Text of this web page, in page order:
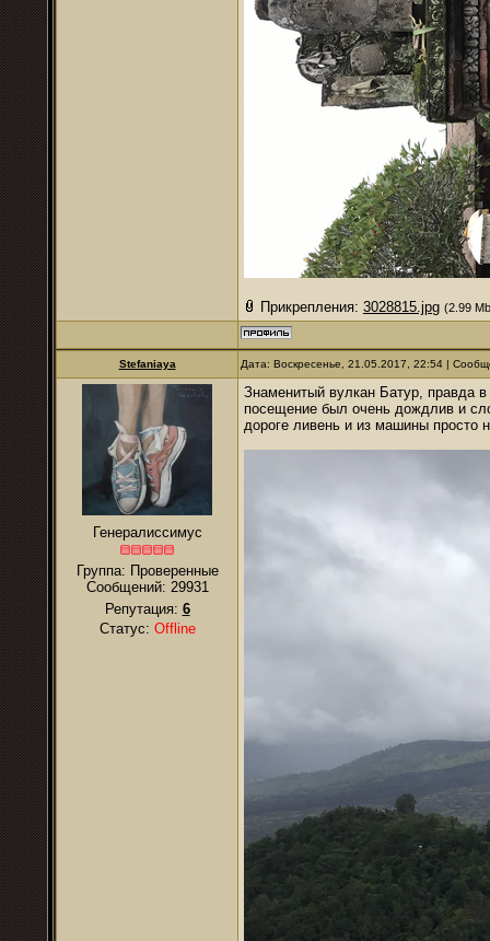
Прикрепления: 3028815.jpg (2.99
Stefaniaya Дата: Воскресенье, 21.05.2017, 22:54 |
Генералиссимус
Группа: Проверенные
Сообщений: 29931
Репутация: 6
Статус: Offline
Знаменитый вулкан Батур, правда
посещение был очень дождлив и
дороге ливень и из машины просто